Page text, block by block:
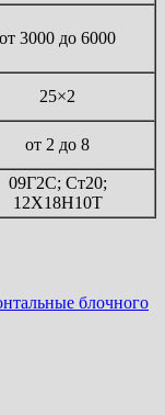
от 3000 до 6000
25×2
от 2 до 8
09Г2С; Ст20;
12Х18Н10Т
блочного